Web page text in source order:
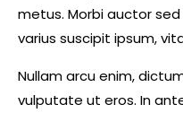
metus. Morbi auctor
varius suscipit ipsum,
Nullam arcu enim,
vulputate ut eros. In